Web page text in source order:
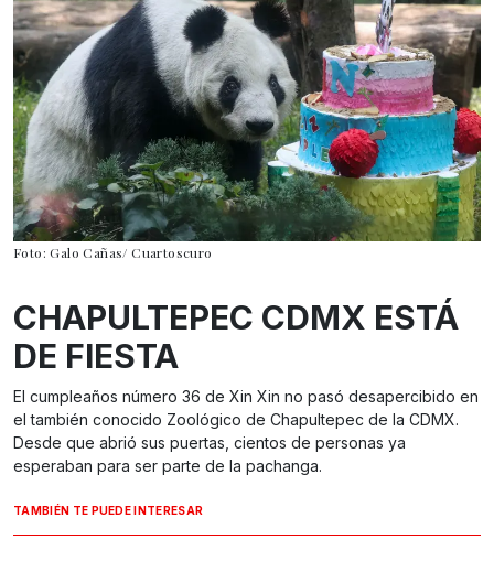
Foto: Galo Cañas/ Cuartoscuro
CHAPULTEPEC CDMX ESTÁ
DE FIESTA
El cumpleaños número 36 de Xin Xin no pasó desapercibido en
el también conocido Zoológico de Chapultepec de la CDMX.
Desde que abrió sus puertas, cientos de personas ya
esperaban para ser parte de la pachanga.
TAMBIÉN TE PUEDE INTERESAR